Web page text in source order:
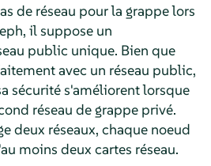
de réseau pour la grappe lors
il suppose un
public unique. Bien que
avec un réseau public,
sécurité s'améliorent lorsque
réseau de grappe privé.
deux réseaux, chaque noeud
moins deux cartes réseau.